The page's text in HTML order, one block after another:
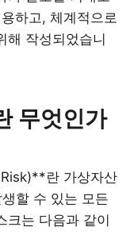
하고, 체계적으로
해 작성되었습니
무엇인가
란 가상자산
할 수 있는 모든
크는 다음과 같이